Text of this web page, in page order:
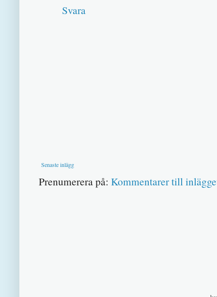
Svara
Senaste inlägg
Prenumerera på: Kommentarer till